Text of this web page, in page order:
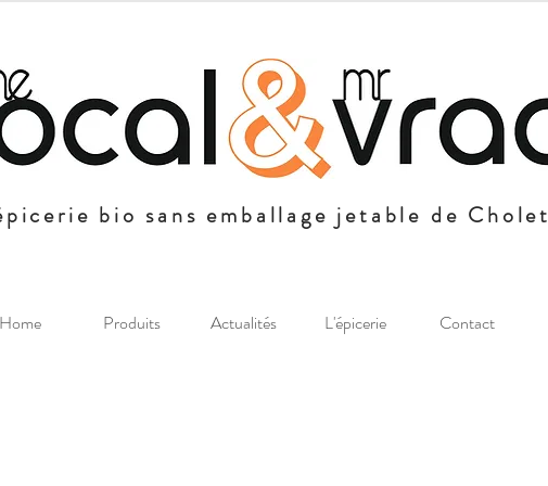
bio sans emballage jetable de Cholet
Produits Actualités L'épicerie Contact